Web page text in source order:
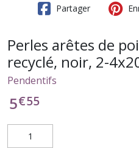
Partager
Perles arêtes de
recyclé, noir, 2-
Pendentifs
5€55